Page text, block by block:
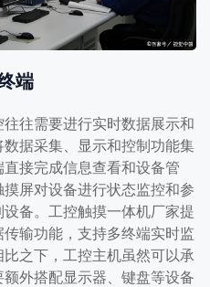
端
往需要进行实时数据展示和
据采集、显示和控制功能集
接完成信息查看和设备管
屏对设备进行状态监控和参
备。工控触摸一体机厂家提
输功能，支持多终端实时监
之下，工控主机虽然可以承
外搭配显示器、键盘等设备